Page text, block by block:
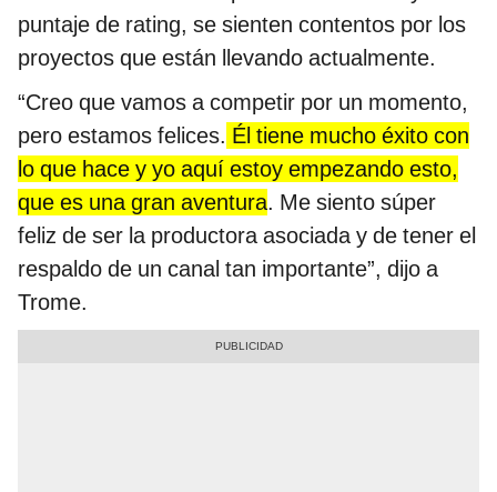
puntaje de rating, se sienten contentos por los
proyectos que están llevando actualmente.
“Creo que vamos a competir por un momento,
pero estamos felices. Él tiene mucho éxito con
lo que hace y yo aquí estoy empezando esto,
que es una gran aventura. Me siento súper
feliz de ser la productora asociada y de tener el
respaldo de un canal tan importante”, dijo a
Trome.